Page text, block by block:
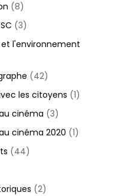
(8)
(3)
l'environnement
(42)
les citoyens (1)
cinéma (3)
cinéma 2020 (1)
(44)
(2)